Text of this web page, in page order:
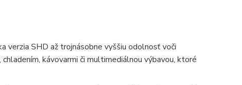
verzia SHD až trojnásobne vyššiu odolnosť voči
kávovarmi či multimediálnou výbavou, ktoré